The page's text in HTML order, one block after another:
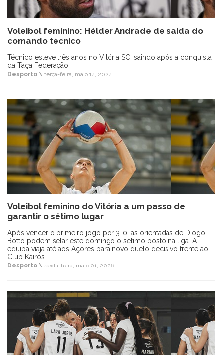
Voleibol feminino: Hélder Andrade de saída do
comando técnico
Técnico esteve três anos no Vitória SC, saindo após a conquista
da Taça Federação.
Desporto \ terça-feira, maio 14, 2024
Voleibol feminino do Vitória a um passo de
garantir o sétimo lugar
Após vencer o primeiro jogo por 3-0, as orientadas de Diogo
Botto podem selar este domingo o sétimo posto na liga. A
equipa viaja até aos Açores para novo duelo decisivo frente ao
Club Kairós.
Desporto \ sexta-feira, maio 01, 2026